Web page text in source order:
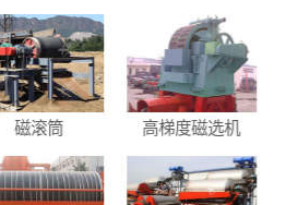
磁滚筒 高梯度磁选机